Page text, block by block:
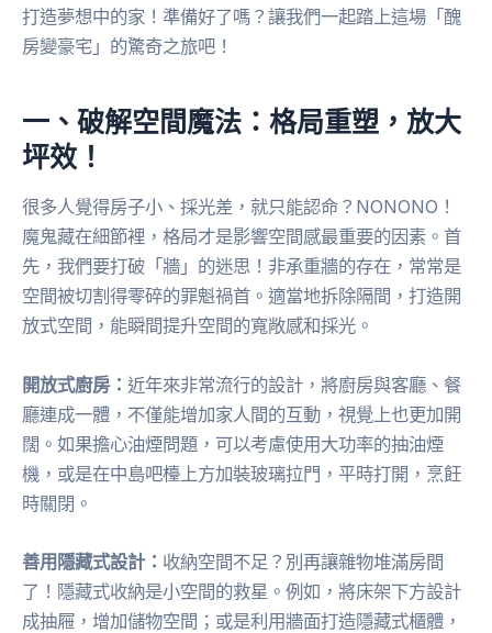
打造夢想中的家！準備好了嗎？讓我們一起踏上這場「醜
房變豪宅」的驚奇之旅吧！
一、破解空間魔法：格局重塑，放大
坪效！
很多人覺得房子小、採光差，就只能認命？NONONO！
魔鬼藏在細節裡，格局才是影響空間感最重要的因素。首
先，我們要打破「牆」的迷思！非承重牆的存在，常常是
空間被切割得零碎的罪魁禍首。適當地拆除隔間，打造開
放式空間，能瞬間提升空間的寬敞感和採光。
開放式廚房： 近年來非常流行的設計，將廚房與客廳、餐
廳連成一體，不僅能增加家人間的互動，視覺上也更加開
闊。如果擔心油煙問題，可以考慮使用大功率的抽油煙
機，或是在中島吧檯上方加裝玻璃拉門，平時打開，烹飪
時關閉。
善用隱藏式設計： 收納空間不足？別再讓雜物堆滿房間
了！隱藏式收納是小空間的救星。例如，將床架下方設計
成抽屜，增加儲物空間；或是利用牆面打造隱藏式櫃體，